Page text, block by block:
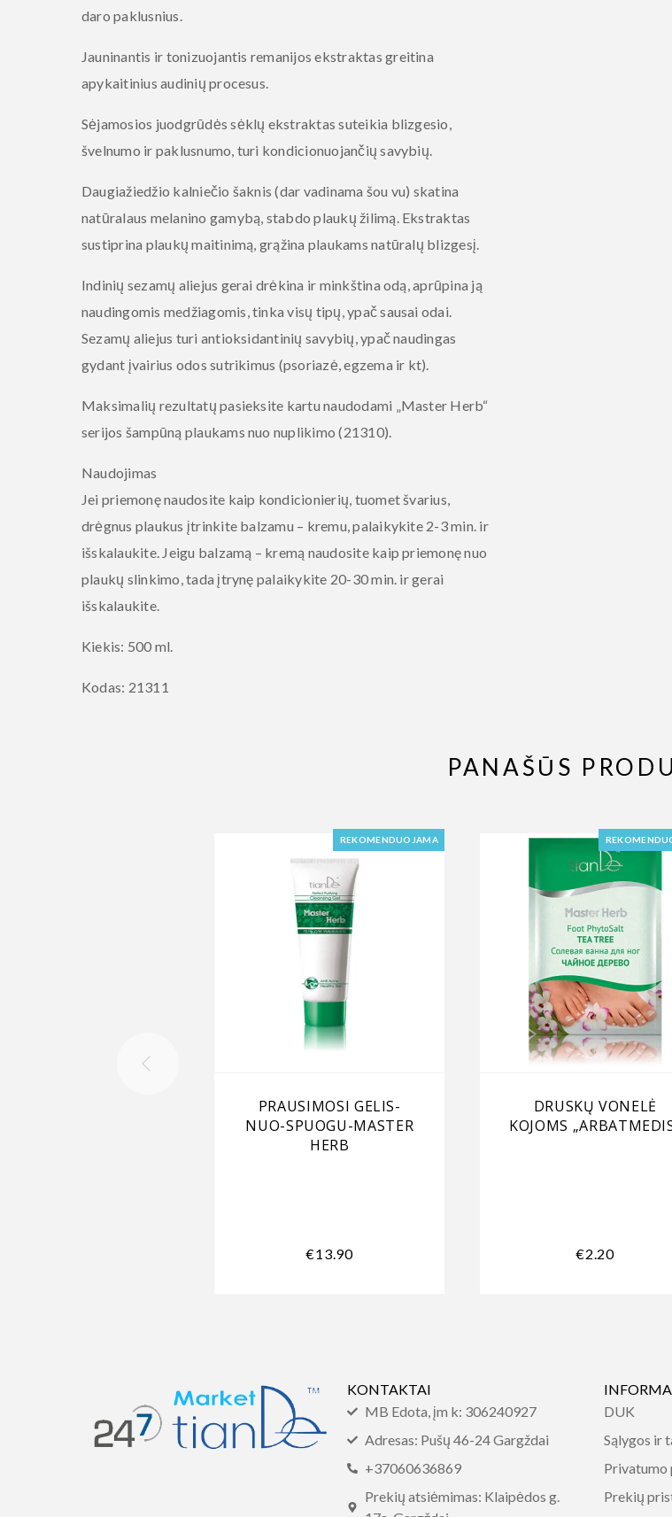
daro paklusnius.
Jauninantis ir tonizuojantis remanijos ekstraktas greitina
apykaitinius audinių procesus.
Sėjamosios juodgrūdės sėklų ekstraktas suteikia blizgesio,
švelnumo ir paklusnumo, turi kondicionuojančių savybių.
Daugiažiedžio kalniečio šaknis (dar vadinama šou vu) skatina
natūralaus melanino gamybą, stabdo plaukų žilimą. Ekstraktas
sustiprina plaukų maitinimą, grąžina plaukams natūralų blizgesį.
Indinių sezamų aliejus gerai drėkina ir minkština odą, aprūpina ją
naudingomis medžiagomis, tinka visų tipų, ypač sausai odai.
Sezamų aliejus turi antioksidantinių savybių, ypač naudingas
gydant įvairius odos sutrikimus (psoriazė, egzema ir kt).
Maksimalių rezultatų pasieksite kartu naudodami „Master Herb“
serijos šampūną plaukams nuo nuplikimo (21310).
Naudojimas
Jei priemonę naudosite kaip kondicionierių, tuomet švarius,
drėgnus plaukus įtrinkite balzamu – kremu, palaikykite 2-3 min. ir
išskalaukite. Jeigu balzamą – kremą naudosite kaip priemonę nuo
plaukų slinkimo, tada įtrynę palaikykite 20-30 min. ir gerai
išskalaukite.
Kiekis: 500 ml.
Kodas: 21311
PANAŠŪS
REKOMENDUOJAMA
PRAUSIMOSI GELIS-
NUO-SPUOGU-MASTER
HERB
€13.90
DRUSKŲ VONELĖ
KOJOMS
€2.20
KONTAKTAI
MB Edota, įm k: 306240927
Adresas: Pušų 46-24 Gargždai
+37060636869
Prekių atsiėmimas: Klaipėdos g.
DUK
Sąlygos ir
Privatumo
Prekių